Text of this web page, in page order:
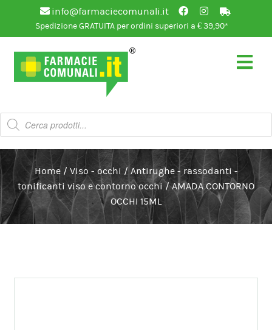
info@farmaciecomunali.it
Spedizione GRATUITA per ordini superiori a € 39,90*
Vai
alla
navigazione
Vai
al
contenuto
Products
search
Home / Viso - occhi / Antirughe - rassodanti -
tonificanti viso e contorno occhi /AMADA CONTORNO
OCCHI 15ML